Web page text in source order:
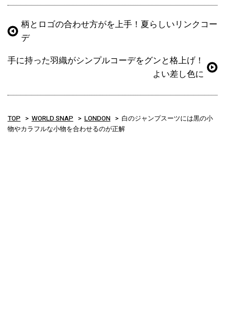
柄とロゴの合わせ方がを上手！夏らしいリンクコー
デ
手に持った羽織がシンプルコーデをグンと格上げ！
よい差し色に
TOP WORLD SNAP LONDON
白のジャンプスーツには黒の小
物やカラフルな小物を合わせるのが正解